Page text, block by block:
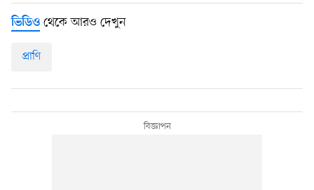
ভিডিও থেকে আরও দেখুন
প্রাণি